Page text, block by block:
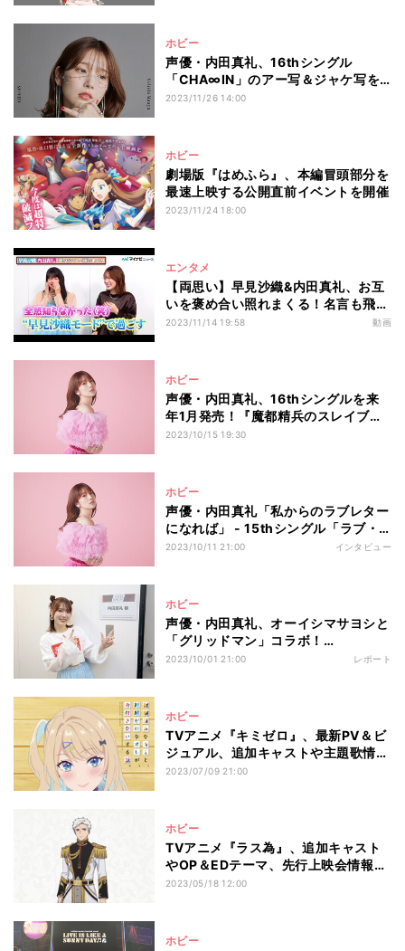
ホビー
声優・内田真礼、16thシングル
「CHA∞IN」のアー写＆ジャケ写を
公開
2023/11/26 14:00
ホビー
劇場版『はめふら』、本編冒頭部分を
最速上映する公開直前イベントを開催
2023/11/24 18:00
エンタメ
【両思い】早見沙織&内田真礼、お互
いを褒め合い照れまくる！名言も飛び
出すわちゃわちゃトーク
2023/11/14 19:58 動画
ホビー
声優・内田真礼、16thシングルを来
年1月発売！『魔都精兵のスレイブ』
ED曲
2023/10/15 19:30
ホビー
声優・内田真礼「私からのラブレター
になれば」 - 15thシングル「ラブ・
ユー・テンダー！」、10月18日リリ
2023/10/11 21:00 インタビュー
ホビー
声優・内田真礼、オーイシマサヨシと
「グリッドマン」コラボ！
「Animelo Summer Live 2023 -
2023/10/01 21:00 レポート
ホビー
TVアニメ『キミゼロ』、最新PV＆ビ
ジュアル、追加キャストや主題歌情報
公開
2023/07/09 21:00
ホビー
TVアニメ『ラス為』、追加キャスト
やOP＆EDテーマ、先行上映会情報を
公開
2023/05/18 12:00
ホビー